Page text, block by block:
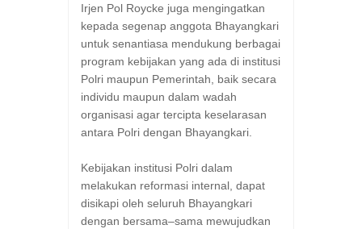
Irjen Pol Roycke juga mengingatkan
kepada segenap anggota Bhayangkari
untuk senantiasa mendukung berbagai
program kebijakan yang ada di institusi
Polri maupun Pemerintah, baik secara
individu maupun dalam wadah
organisasi agar tercipta keselarasan
antara Polri dengan Bhayangkari.
Kebijakan institusi Polri dalam
melakukan reformasi internal, dapat
disikapi oleh seluruh Bhayangkari
dengan bersama–sama mewujudkan